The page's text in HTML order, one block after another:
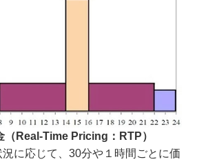
（Real-Time Pricing：RTP）
に応じて、30分や１時間ごとに価